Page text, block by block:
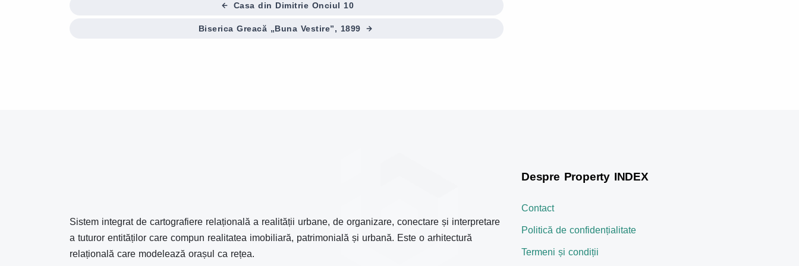
Casa din Dimitrie Onciul 10
Biserica Greacă „Buna Vestire”, 1899
Sistem integrat de cartografiere relațională a realității urbane, de organizare, conectare și interpretare
a tuturor entităților care compun realitatea imobiliară, patrimonială și urbană. Este o arhitectură
relațională care modelează orașul ca rețea.
Despre Property INDEX
Contact
Politică de confidențialitate
Termeni și condiții